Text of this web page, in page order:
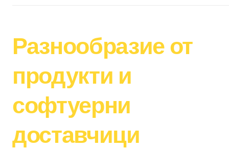
Разнообразие от
продукти и
софтуерни
доставчици